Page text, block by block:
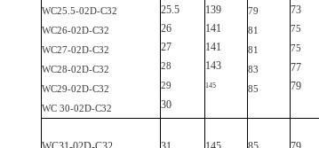
WC25.5-02D-C32
WC26-02D-C32
WC27-02D-C32
WC28-02D-C32
WC29-02D-C32
WC 30-02D-C32
25.5
26
27
28
29
30
139
141
141
143
145
79
81
81
83
85
73
75
75
77
79